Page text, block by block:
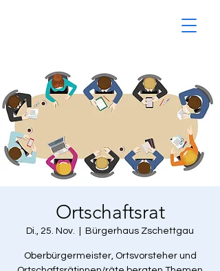
Ortschaftsrat
Di., 25. Nov. Bürgerhaus Zschettgau
Oberbürgermeister, Ortsvorsteher und